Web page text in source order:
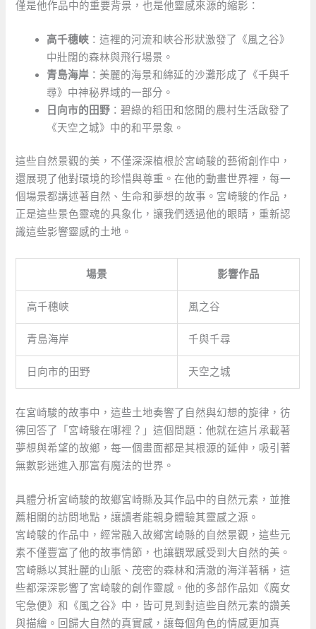
僅是他作品中的重要背景，也是他靈感來源的縮影：
高千穗峽 ：這裡的河流和峽谷形狀激發了《風之谷》
中壯闊的森林與飛行場景。
青島海岸 ：美麗的海景和綿延的沙灘形成了《千與千
尋》中神秘界域的一部分。
日向市的田野 ：碧綠的稻田和悠閒的農村生活啟發了
《天空之城》中的和平景象。
這些自然景觀的美，不僅深深植根於宮崎駿的藝術創作中，
還展現了他對環境的珍惜與尊重。在他的動畫世界裡，每一
個場景都講述著自然、生命和夢想的故事。宮崎駿的作品，
正是這些景色靈魂的具象化，讓我們透過他的眼睛，重新認
識這些影響靈感的土地。
場景 影響作品
高千穗峽 風之谷
青島海岸 千與千尋
日向市的田野 天空之城
在宮崎駿的故事中，這些土地奏響了自然與幻想的旋律，彷
彿回答了「宮崎駿在哪裡？」這個問題：他就在這片承載著
夢想與希望的故鄉，每一個畫面都是其根源的延伸，吸引著
無數影迷進入那富有魔法的世界。
具體分析宮崎駿的故鄉宮崎縣及其作品中的自然元素，並推
薦相關的訪問地點，讓讀者能親身體驗其靈感之源。
宮崎駿的作品中，經常融入故鄉宮崎縣的自然景觀，這些元
素不僅豐富了他的故事情節，也讓觀眾感受到大自然的美。
宮崎縣以其壯麗的山脈、茂密的森林和清澈的海洋著稱，這
些都深深影響了宮崎駿的創作靈感。他的多部作品如《魔女
宅急便》和《風之谷》中，皆可見到對這些自然元素的讚美
與描繪。回歸大自然的真實感，讓每個角色的情感更加真